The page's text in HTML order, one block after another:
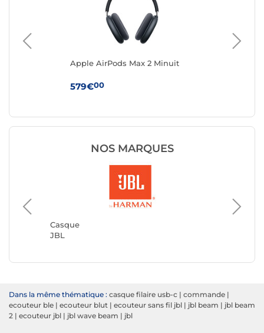
Apple AirPods Max 2 Minuit
579€00
NOS MARQUES
Casque
JBL
Casque
JVC
Dans la même thématique : casque filaire usb-c | commande |
ecouteur ble | ecouteur blut | ecouteur sans fil jbl | jbl beam | jbl beam
2 | ecouteur jbl | jbl wave beam | jbl